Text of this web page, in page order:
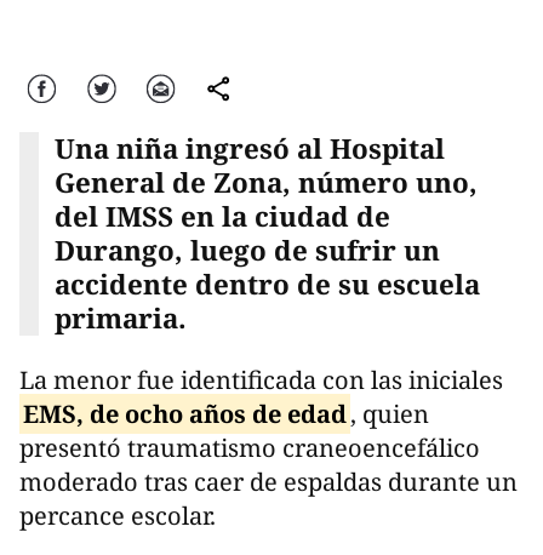
Facebook Twitter Correo comparte
Una niña ingresó al Hospital
General de Zona, número uno,
del IMSS en la ciudad de
Durango, luego de sufrir un
accidente dentro de su escuela
primaria.
La menor fue identificada con las iniciales
EMS, de ocho años de edad, quien
presentó traumatismo craneoencefálico
moderado tras caer de espaldas durante un
percance escolar.